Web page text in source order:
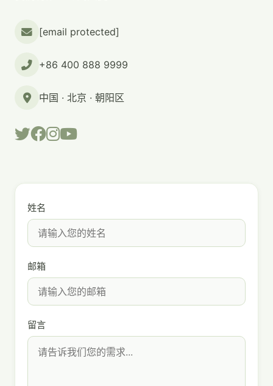
[email protected]
+86 400 888 9999
中国 · 北京 · 朝阳区
姓名
邮箱
留言